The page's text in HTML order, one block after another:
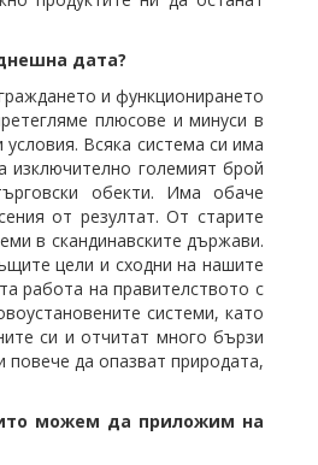
дата?
и функционирането
плюсове и минуси в
Всяка система си има
изключително големият брой
обекти. Има обаче
от резултат. От старите
в скандинавските държави.
цели и сходни на нашите
работа на правителството с
системи, като
си и отчитат много бързи
да опазват природата,
можем да приложим на